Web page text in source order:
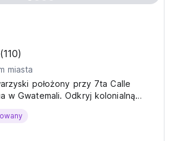
(110)
miasta
położony przy 7ta Calle
w Gwatemali. Odkryj kolonialną
kulturę. Idealny dla
translated from original language)